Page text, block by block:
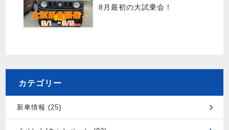
8月最初の大試乗会！
カテゴリー
新車情報 (25)